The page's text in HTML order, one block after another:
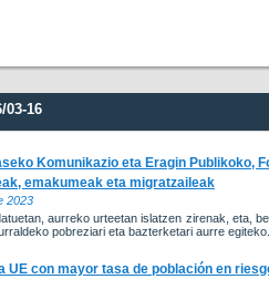
03-16
Komunikazio eta Eragin Publikoko,
emakumeak eta migratzaileak
2023
aurreko urteetan islatzen zirenak, eta,
pobreziari eta bazterketari aurre egiteko.
UE con mayor tasa de población en